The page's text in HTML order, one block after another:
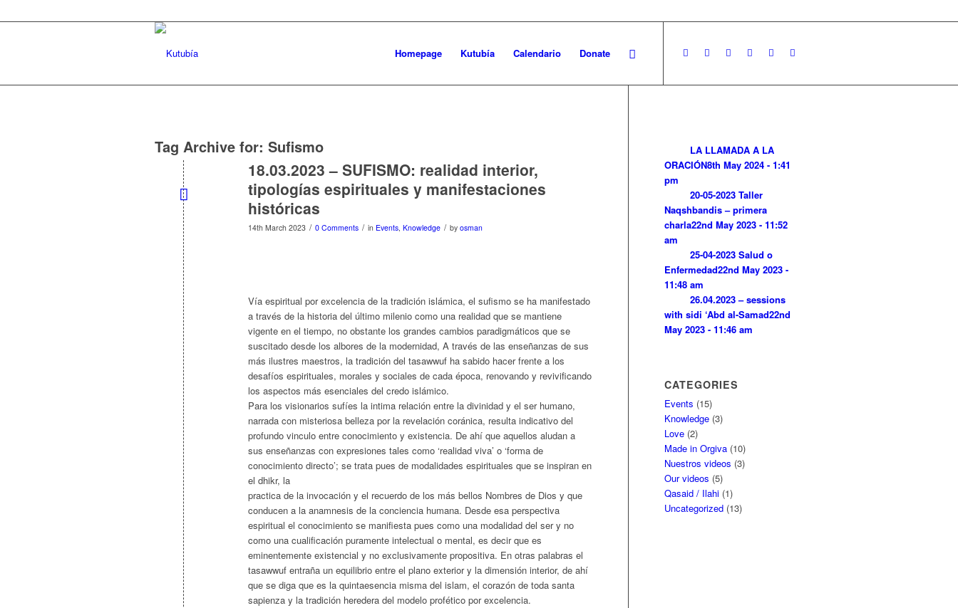
Homepage Kutubía Calendario Donate
Tag Archive for: Sufismo
18.03.2023 – SUFISMO: realidad interior,
tipologías espirituales y manifestaciones
históricas
14th March 2023 / 0 Comments / in Events, Knowledge / by osman
Vía espiritual por excelencia de la tradición islámica, el sufismo se ha manifestado
a través de la historia del último milenio como una realidad que se mantiene
vigente en el tiempo, no obstante los grandes cambios paradigmáticos que se
suscitado desde los albores de la modernidad, A través de las enseñanzas de sus
más ilustres maestros, la tradición del tasawwuf ha sabido hacer frente a los
desafíos espirituales, morales y sociales de cada época, renovando y revivificando
los aspectos más esenciales del credo islámico.
Para los visionarios sufíes la intima relación entre la divinidad y el ser humano,
narrada con misteriosa belleza por la revelación coránica, resulta indicativo del
profundo vinculo entre conocimiento y existencia. De ahí que aquellos aludan a
sus enseñanzas con expresiones tales como ‘realidad viva’ o ‘forma de
conocimiento directo’; se trata pues de modalidades espirituales que se inspiran en
el dhikr, la
practica de la invocación y el recuerdo de los más bellos Nombres de Dios y que
conducen a la anamnesis de la conciencia humana. Desde esa perspectiva
espiritual el conocimiento se manifiesta pues como una modalidad del ser y no
como una cualificación puramente intelectual o mental, es decir que es
eminentemente existencial y no exclusivamente propositiva. En otras palabras el
tasawwuf entraña un equilibrio entre el plano exterior y la dimensión interior, de ahí
que se diga que es la quintaesencia misma del islam, el corazón de toda santa
sapienza y la tradición heredera del modelo profético por excelencia.
LA LLAMADA A LA
ORACIÓN8th May 2024 - 1:41
pm
20-05-2023 Taller
Naqshbandis – primera
charla22nd May 2023 - 11:52
am
25-04-2023 Salud o
Enfermedad22nd May 2023 -
11:48 am
26.04.2023 – sessions
with sidi ‘Abd al-Samad22nd
May 2023 - 11:46 am
CATEGORIES
Events (15)
Knowledge (3)
Love (2)
Made in Orgiva (10)
Nuestros videos (3)
Our videos (5)
Qasaid / Ilahi (1)
Uncategorized (13)